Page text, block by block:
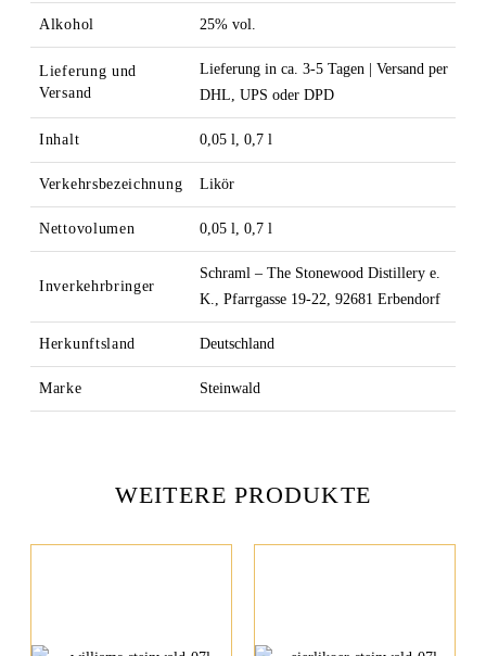
Alkohol 25% vol.
Lieferung und
Versand
Lieferung in ca. 3-5 Tagen | Versand per
DHL, UPS oder DPD
Inhalt 0,05 l, 0,7 l
Verkehrsbezeichnung Likör
Nettovolumen 0,05 l, 0,7 l
Inverkehrbringer
Schraml – The Stonewood Distillery e.
K., Pfarrgasse 19-22, 92681 Erbendorf
Herkunftsland Deutschland
Marke Steinwald
WEITERE PRODUKTE